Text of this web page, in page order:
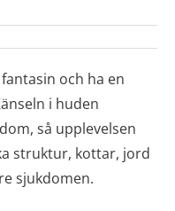
och ha en
i huden
så upplevelsen
struktur, kottar, jord
sjukdomen.